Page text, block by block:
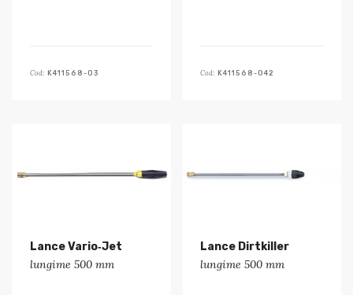
Cod: K411568-03 Cod: K411568-042
Lance Vario‑Jet
lungime 500 mm
Lance Dirtkiller
lungime 500 mm